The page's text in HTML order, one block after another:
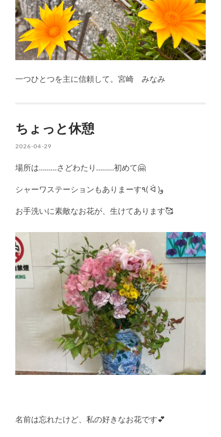
一つひとつを主に信頼して。宮崎 みなみ
ちょっと休憩
2026-04-29
場所は………さどわたり………初めて🤗
シャーワステーションもありまーす٩( ᐛ )و
お手洗いに素敵なお花が、生けてあります🥰
名前は忘れたけど、私の好きなお花です💕